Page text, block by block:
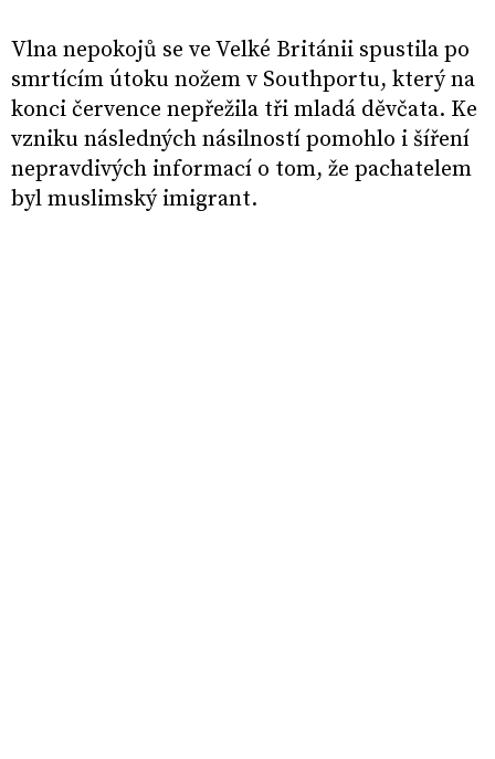
Vlna nepokojů se ve Velké Británii spustila po
smrtícím útoku nožem v Southportu, který na
konci července nepřežila tři mladá děvčata. Ke
vzniku následných násilností pomohlo i šíření
nepravdivých informací o tom, že pachatelem
byl muslimský imigrant.